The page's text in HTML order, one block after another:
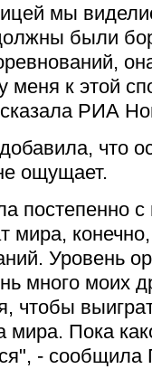
мы
были
меня к этой
РИА
что
ощущает.
постепенно
мира,
Уровень
много моих
чтобы
мира. Пока
- сообщила